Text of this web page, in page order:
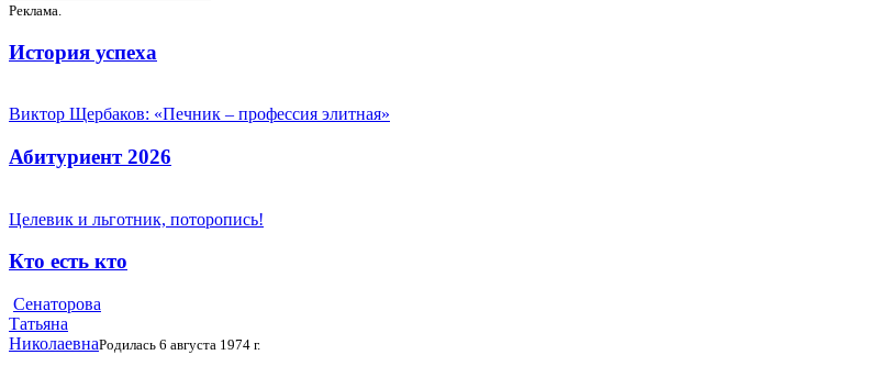
Реклама.
История успеха
Виктор Щербаков: «Печник – профессия элитная»
Абитуриент 2026
Целевик и льготник, поторопись!
Кто есть кто
Сенаторова
Татьяна
НиколаевнаРодилась 6 августа 1974 г.